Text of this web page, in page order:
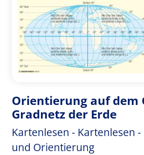
Orientierung auf dem
Gradnetz der Erde
Kartenlesen - Kartenlesen
und Orientierung